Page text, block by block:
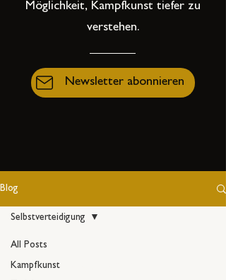
Möglichkeit, Kampfkunst tiefer zu
verstehen.
Newsletter abonnieren
Blog
All Posts
Kampfkunst
Selbstverteidigung
Selbstverteidigung